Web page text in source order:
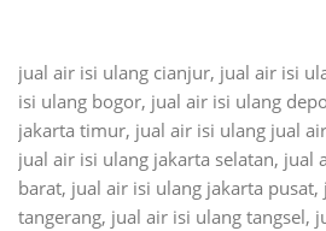
jual air isi ulang cianjur, jual air isi
isi ulang bogor, jual air isi ulang
jakarta timur, jual air isi ulang jual
jual air isi ulang jakarta selatan, jual
barat, jual air isi ulang jakarta
tangerang, jual air isi ulang tangsel,